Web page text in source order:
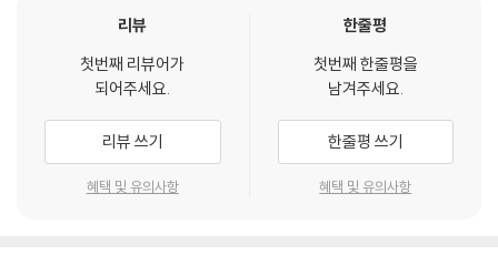
리뷰
첫번째 리뷰어가
되어주세요.
리뷰 쓰기
혜택 및 유의사항
한줄평
첫번째 한줄평을
남겨주세요.
한줄평 쓰기
혜택 및 유의사항